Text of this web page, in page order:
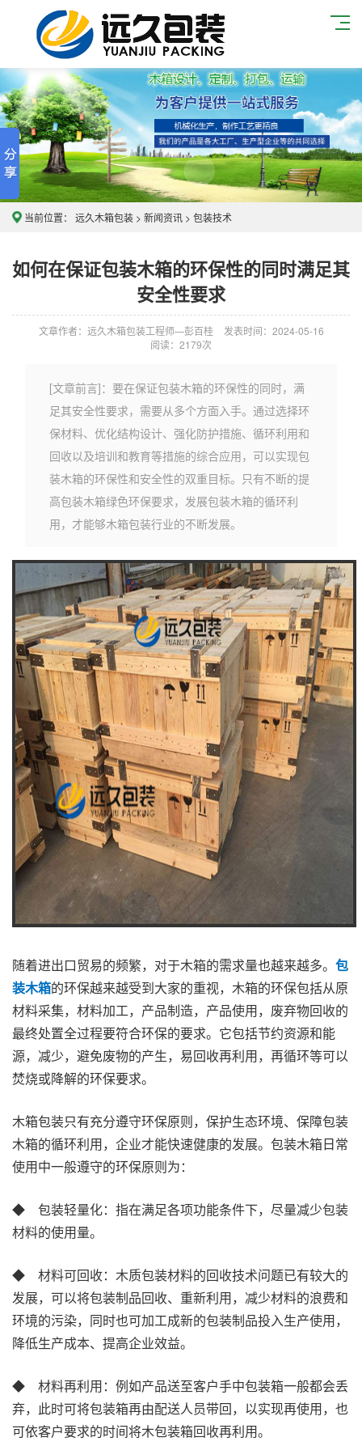
当前位置： 远久木箱包装 > 新闻资讯 > 包装技术
如何在保证包装木箱的环保性的同时满足其
安全性要求
文章作者：远久木箱包装工程师—彭百桂
发表时间：2024-05-16
阅读： 2179次
[文章前言]：要在保证包装木箱的环保性的同时，满
足其安全性要求，需要从多个方面入手。通过选择环
保材料、优化结构设计、强化防护措施、循环利用和
回收以及培训和教育等措施的综合应用，可以实现包
装木箱的环保性和安全性的双重目标。只有不断的提
高包装木箱绿色环保要求，发展包装木箱的循环利
用，才能够木箱包装行业的不断发展。
随着进出口贸易的频繁，对于木箱的需求量也越来越多。 包
装木箱的环保越来越受到大家的重视，木箱的环保包括从原
材料采集，材料加工，产品制造，产品使用，废弃物回收的
最终处置全过程要符合环保的要求。它包括节约资源和能
源，减少，避免废物的产生，易回收再利用，再循环等可以
焚烧或降解的环保要求。
木箱包装只有充分遵守环保原则，保护生态环境、保障包装
木箱的循环利用，企业才能快速健康的发展。包装木箱日常
使用中一般遵守的环保原则为：
◆ 包装轻量化：指在满足各项功能条件下，尽量减少包装
材料的使用量。
◆ 材料可回收：木质包装材料的回收技术问题已有较大的
发展，可以将包装制品回收、重新利用，减少材料的浪费和
环境的污染，同时也可加工成新的包装制品投入生产使用，
降低生产成本、提高企业效益。
◆ 材料再利用：例如产品送至客户手中包装箱一般都会丢
弃，此时可将包装箱再由配送人员带回，以实现再使用，也
可依客户要求的时间将木包装箱回收再利用。